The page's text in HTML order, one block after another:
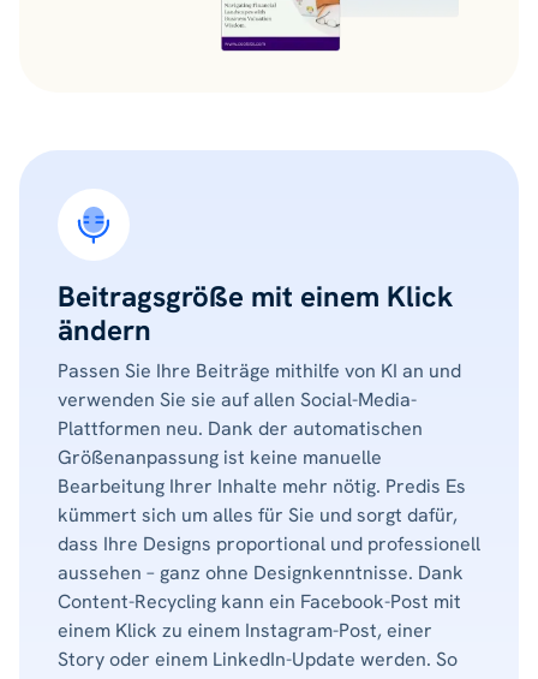
Beitragsgröße mit einem Klick
ändern
Passen Sie Ihre Beiträge mithilfe von KI an und
verwenden Sie sie auf allen Social-Media-
Plattformen neu. Dank der automatischen
Größenanpassung ist keine manuelle
Bearbeitung Ihrer Inhalte mehr nötig. Predis Es
kümmert sich um alles für Sie und sorgt dafür,
dass Ihre Designs proportional und professionell
aussehen – ganz ohne Designkenntnisse. Dank
Content-Recycling kann ein Facebook-Post mit
einem Klick zu einem Instagram-Post, einer
Story oder einem LinkedIn-Update werden. So